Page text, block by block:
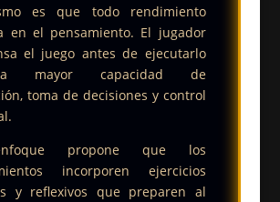
es que todo rendimiento
en el pensamiento. El jugador
el juego antes de ejecutarlo
mayor capacidad de
toma de decisiones y control
propone que los
incorporen ejercicios
y reflexivos que preparen al